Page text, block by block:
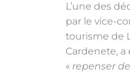
L’une des
par le vice-
tourisme de
Cardenete, a
« repenser